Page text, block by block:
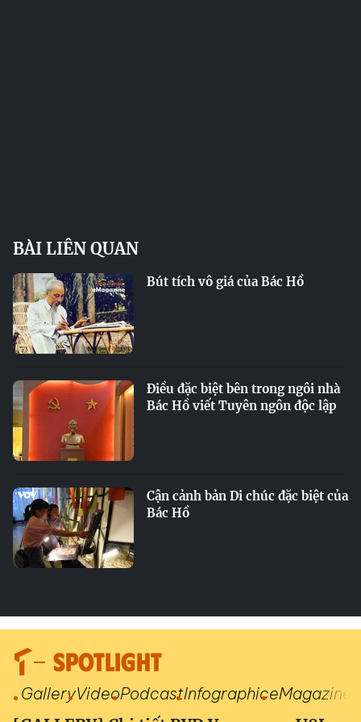
BÀI LIÊN QUAN
Bút tích vô giá của Bác Hồ
Điều đặc biệt bên trong ngôi nhà
Bác Hồ viết Tuyên ngôn độc lập
Cận cảnh bản Di chúc đặc biệt của
Bác Hồ
SPOTLIGHT
GalleryVideoPodcastInfographiceMagazine